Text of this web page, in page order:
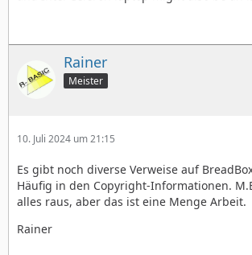
Rainer
Meister
10. Juli 2024 um 21:15
Es gibt noch diverse Verweise auf
Häufig in den Copyright-Informationen.
alles raus, aber das ist eine Menge Arbeit.
Rainer